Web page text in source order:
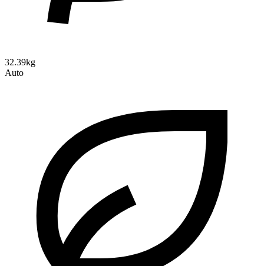
32.39kg
Auto